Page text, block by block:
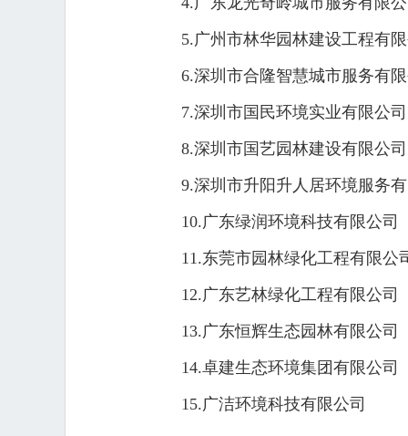
5.广州市林华园林建设工程有
6.深圳市合隆智慧城市服务有
7.深圳市国民环境实业有限公司
8.深圳市国艺园林建设有限公司
9.深圳市升阳升人居环境服务
10.广东绿润环境科技有限公司
11.东莞市园林绿化工程有限公
12.广东艺林绿化工程有限公司
13.广东恒辉生态园林有限公司
14.卓建生态环境集团有限公司
15.广洁环境科技有限公司